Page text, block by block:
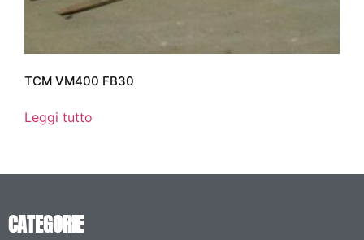
TCM VM400 FB30
Leggi tutto
CATEGORIE